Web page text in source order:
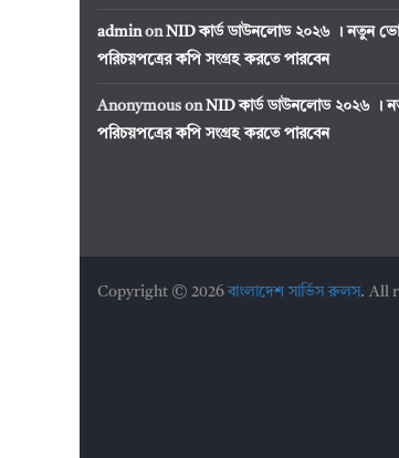
admin on NID কার্ড ডাউনলোড ২০২৬ । নতুন
পরিচয়পত্রের কপি সংগ্রহ করতে পারবেন
Anonymous on NID কার্ড ডাউনলোড ২০২৬ ।
পরিচয়পত্রের কপি সংগ্রহ করতে পারবেন
Copyright © 2026বাংলাদেশ সার্ভিস রুলস. All